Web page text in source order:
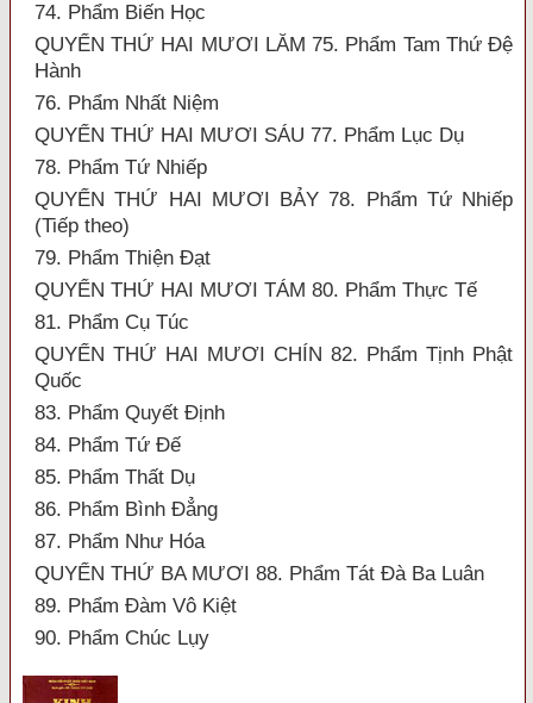
74. Phẩm Biến Học
QUYỂN THỨ HAI MƯƠI LĂM 75. Phẩm Tam Thứ Đệ
Hành
76. Phẩm Nhất Niệm
QUYỂN THỨ HAI MƯƠI SÁU 77. Phẩm Lục Dụ
78. Phẩm Tứ Nhiếp
QUYỂN THỨ HAI MƯƠI BẢY 78. Phẩm Tứ Nhiếp
(Tiếp theo)
79. Phẩm Thiện Đạt
QUYỂN THỨ HAI MƯƠI TÁM 80. Phẩm Thực Tế
81. Phẩm Cụ Túc
QUYỂN THỨ HAI MƯƠI CHÍN 82. Phẩm Tịnh Phật
Quốc
83. Phẩm Quyết Định
84. Phẩm Tứ Đế
85. Phẩm Thất Dụ
86. Phẩm Bình Đẳng
87. Phẩm Như Hóa
QUYỂN THỨ BA MƯƠI 88. Phẩm Tát Đà Ba Luân
89. Phẩm Đàm Vô Kiệt
90. Phẩm Chúc Lụy